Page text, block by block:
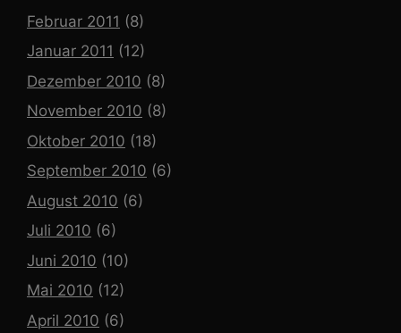
Februar 2011 (8)
Januar 2011 (12)
Dezember 2010 (8)
November 2010 (8)
Oktober 2010 (18)
September 2010 (6)
August 2010 (6)
Juli 2010 (6)
Juni 2010 (10)
Mai 2010 (12)
April 2010 (6)